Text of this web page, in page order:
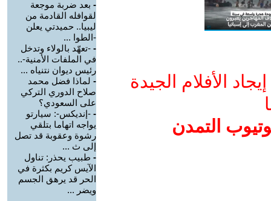
الأفلام الجيدة
التمدن
- بعد ضربة موجعة
لقوافله القادمة من
ليبيا.. حميدتي يعلن
-الطوا ...
- -تعهّد بالولاء وتدخل
في الملفات الأمنية-..
رئيس ديوان نتنياه ...
- لماذا فضل محمد
صلاح الدوري التركي
على السعودي؟
- -إنديكس-: سيارتو
يواجه اتهاما بتلقي
رشوة وعقوبة قد تصل
إلى ث ...
- طبيب يحذر: تناول
الآيس كريم بكثرة في
الحر قد يرهق الجسم
ويضر ...